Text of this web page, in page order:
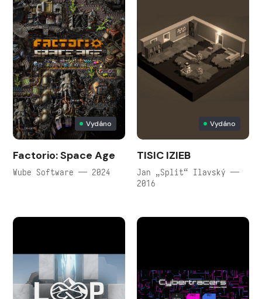
Vydáno
Factorio: Space Age
Wube Software — 2024
Vydáno
TISIC IZIEB
Jan „Split“ Ilavský —
2016